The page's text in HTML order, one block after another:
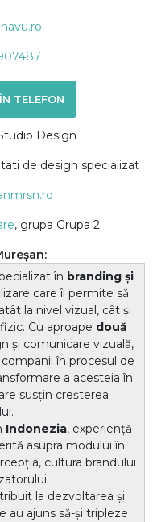
TELEFON
Design
de design specializat
, grupa Grupa 2
în branding și
care îi permite să
la nivel vizual, cât și
Cu aproape două
și comunicare vizuală,
în procesul de
a acesteia în
susțin creșterea
Indonezia, experiență
asupra modului în
cultura brandului
la dezvoltarea și
au ajuns să-și tripleze